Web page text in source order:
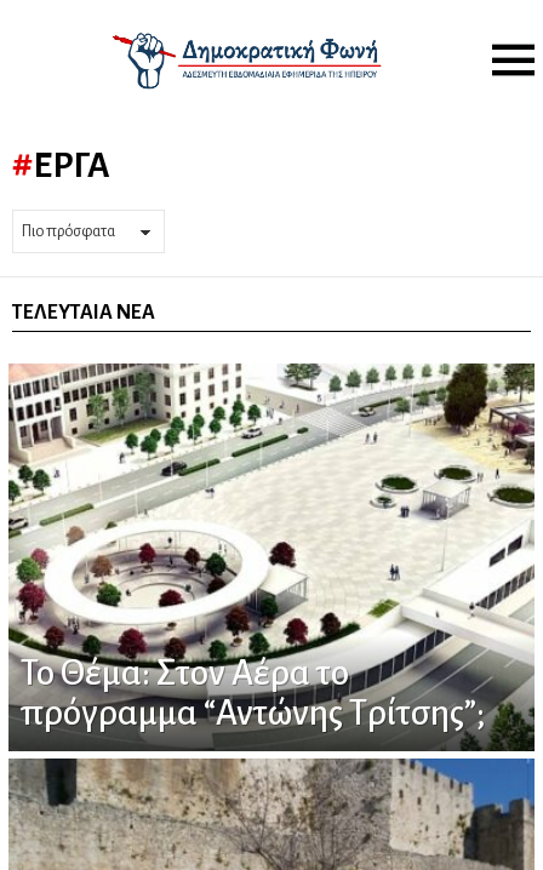
Menu
ΈΡΓΑ
ΤΕΛΕΥΤΑΊΑ ΝΈΑ
Το Θέμα: Στον Αέρα το
πρόγραμμα “Αντώνης Τρίτσης”;